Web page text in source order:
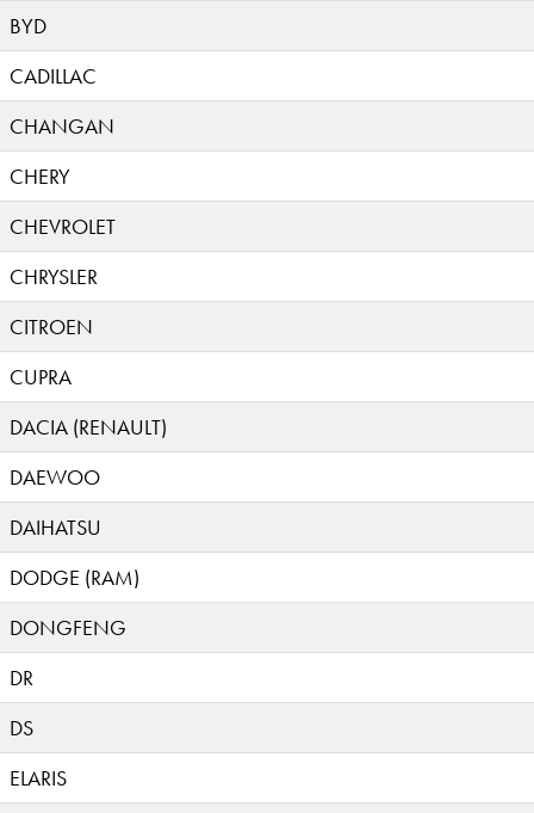
BYD
CADILLAC
CHANGAN
CHERY
CHEVROLET
CHRYSLER
CITROEN
CUPRA
DACIA (RENAULT)
DAEWOO
DAIHATSU
DODGE (RAM)
DONGFENG
DR
DS
ELARIS